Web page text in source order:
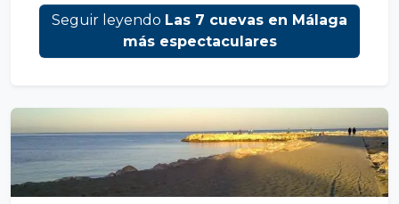
Seguir leyendo Las 7 cuevas en Málaga
más espectaculares